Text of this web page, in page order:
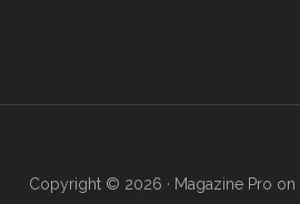
Copyright © 2026 · Magazine Pro on